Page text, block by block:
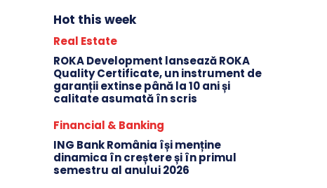
Hot this week
Real Estate
ROKA Development lansează ROKA
Quality Certificate, un instrument de
garanții extinse până la 10 ani și
calitate asumată în scris
Financial & Banking
ING Bank România își menține
dinamica în creștere și în primul
semestru al anului 2026